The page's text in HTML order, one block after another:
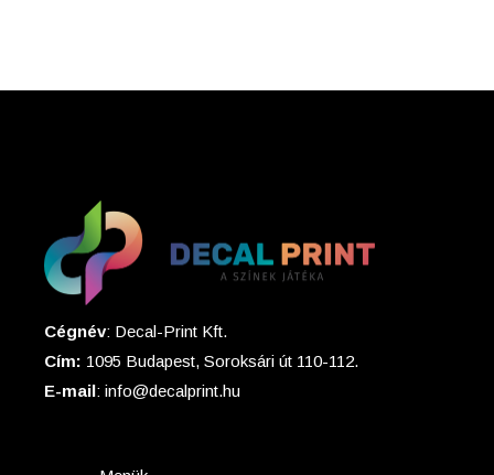
Cégnév: Decal-Print Kft.
Cím: 1095 Budapest, Soroksári út 110-112.
E-mail: info@decalprint.hu